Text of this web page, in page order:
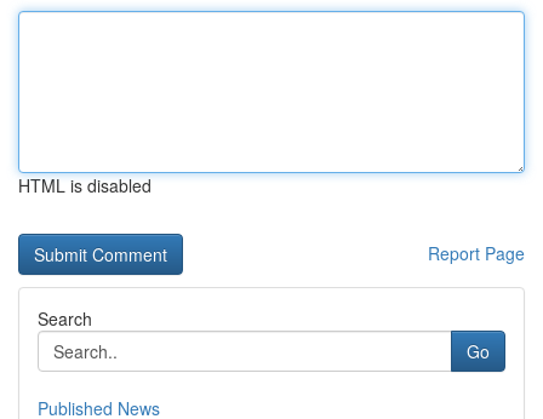
HTML is disabled
Report Page
Search
Go
Published News